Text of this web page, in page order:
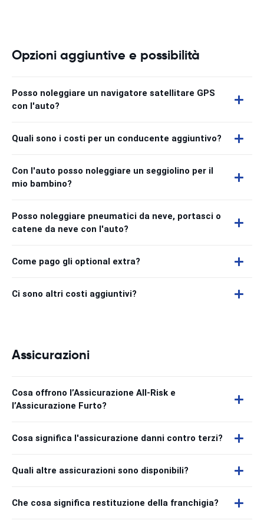
Opzioni aggiuntive e possibilità
Posso noleggiare un navigatore satellitare GPS
con l'auto?
Quali sono i costi per un conducente aggiuntivo?
Con l'auto posso noleggiare un seggiolino per il
mio bambino?
Posso noleggiare pneumatici da neve, portasci o
catene da neve con l'auto?
Come pago gli optional extra?
Ci sono altri costi aggiuntivi?
Assicurazioni
Cosa offrono l’Assicurazione All-Risk e
l’Assicurazione Furto?
Cosa significa l'assicurazione danni contro terzi?
Quali altre assicurazioni sono disponibili?
Che cosa significa restituzione della franchigia?